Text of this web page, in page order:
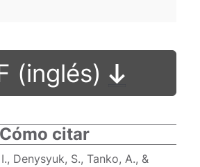
(inglés)
Cómo citar
Denysyuk, S., Tanko, A., &